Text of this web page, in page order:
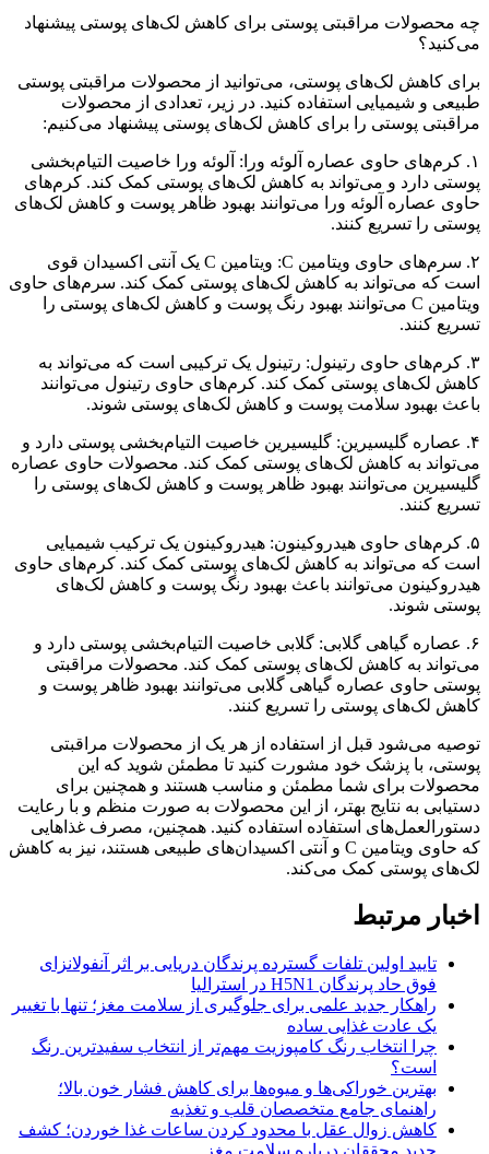
چه محصولات مراقبتی پوستی برای کاهش لک‌های پوستی پیشنهاد
می‌کنید؟
برای کاهش لک‌های پوستی، می‌توانید از محصولات مراقبتی پوستی
طبیعی و شیمیایی استفاده کنید. در زیر، تعدادی از محصولات
مراقبتی پوستی را برای کاهش لک‌های پوستی پیشنهاد می‌کنیم:
۱. کرم‌های حاوی عصاره آلوئه ورا: آلوئه ورا خاصیت التیام‌بخشی
پوستی دارد و می‌تواند به کاهش لک‌های پوستی کمک کند. کرم‌های
حاوی عصاره آلوئه ورا می‌توانند بهبود ظاهر پوست و کاهش لک‌های
پوستی را تسریع کنند.
۲. سرم‌های حاوی ویتامین C: ویتامین C یک آنتی اکسیدان قوی
است که می‌تواند به کاهش لک‌های پوستی کمک کند. سرم‌های حاوی
ویتامین C می‌توانند بهبود رنگ پوست و کاهش لک‌های پوستی را
تسریع کنند.
۳. کرم‌های حاوی رتینول: رتینول یک ترکیبی است که می‌تواند به
کاهش لک‌های پوستی کمک کند. کرم‌های حاوی رتینول می‌توانند
باعث بهبود سلامت پوست و کاهش لک‌های پوستی شوند.
۴. عصاره گلیسیرین: گلیسیرین خاصیت التیام‌بخشی پوستی دارد و
می‌تواند به کاهش لک‌های پوستی کمک کند. محصولات حاوی عصاره
گلیسیرین می‌توانند بهبود ظاهر پوست و کاهش لک‌های پوستی را
تسریع کنند.
۵. کرم‌های حاوی هیدروکینون: هیدروکینون یک ترکیب شیمیایی
است که می‌تواند به کاهش لک‌های پوستی کمک کند. کرم‌های حاوی
هیدروکینون می‌توانند باعث بهبود رنگ پوست و کاهش لک‌های
پوستی شوند.
۶. عصاره گیاهی گلابی: گلابی خاصیت التیام‌بخشی پوستی دارد و
می‌تواند به کاهش لک‌های پوستی کمک کند. محصولات مراقبتی
پوستی حاوی عصاره گیاهی گلابی می‌توانند بهبود ظاهر پوست و
کاهش لک‌های پوستی را تسریع کنند.
توصیه می‌شود قبل از استفاده از هر یک از محصولات مراقبتی
پوستی، با پزشک خود مشورت کنید تا مطمئن شوید که این
محصولات برای شما مطمئن و مناسب هستند و همچنین برای
دستیابی به نتایج بهتر، از این محصولات به صورت منظم و با رعایت
دستورالعمل‌های استفاده استفاده کنید. همچنین، مصرف غذاهایی
که حاوی ویتامین C و آنتی اکسیدان‌های طبیعی هستند، نیز به کاهش
لک‌های پوستی کمک می‌کند.
اخبار مرتبط
تایید اولین تلفات گسترده پرندگان دریایی بر اثر آنفولانزای
فوق حاد پرندگان H5N1 در استرالیا
راهکار جدید علمی برای جلوگیری از سلامت مغز؛ تنها با تغییر
یک عادت غذایی ساده
چرا انتخاب رنگ کامپوزیت مهم‌تر از انتخاب سفیدترین رنگ
است؟
بهترین خوراکی‌ها و میوه‌ها برای کاهش فشار خون بالا؛
راهنمای جامع متخصصان قلب و تغذیه
کاهش زوال عقل با محدود کردن ساعات غذا خوردن؛ کشف
جدید محققان درباره سلامت مغز